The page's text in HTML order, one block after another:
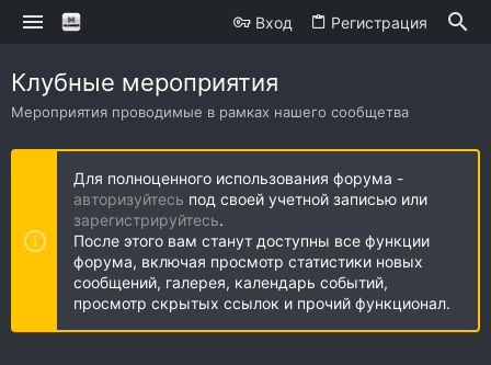
Вход Регистрация
Клубные мероприятия
Мероприятия проводимые в рамках нашего сообщетва
Для полноценного использования форума -
авторизуйтесь под своей учетной записью или
зарегистрируйтесь.
После этого вам станут доступны все функции
форума, включая просмотр статистики новых
сообщений, галерея, календарь событий,
просмотр скрытых ссылок и прочий функционал.